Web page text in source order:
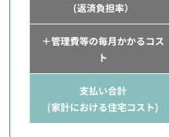
(返済負担率）
＋管理費等の毎月かかるコス
ト
支払い合計
(家計における住宅コスト)